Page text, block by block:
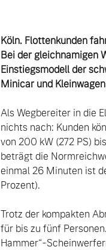
Köln. Flottenkunden
Bei der gleichnamigen
Einstiegsmodell der
Minicar und
Als Wegbereiter in die
nichts nach: Kunden
von 200 kW (272 PS)
beträgt die
einmal 26 Minuten ist
Prozent).
Trotz der kompakten
für bis zu fünf
Hammer“-